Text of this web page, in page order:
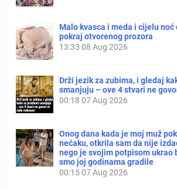
Malo kvasca i meda i cijelu
pokraj otvorenog prozora
13:33 08 Aug 2026
Drži jezik za zubima, i gledaj
smanjuju – ove 4 stvari ne
00:18 07 Aug 2026
Onog dana kada je moj muž
nećaku, otkrila sam da nije
nego je svojim potpisom ukrao
smo joj godinama gradile
00:1507 Aug 2026